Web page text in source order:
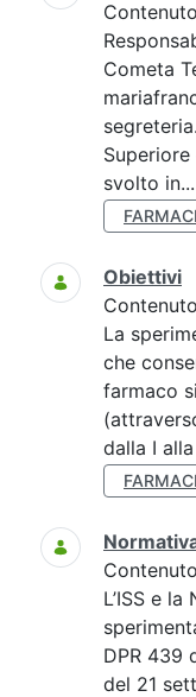
Cometa
Superiore
svolto in...
FARMACI
Obiettivi
La
che
farmaco
dalla I
FARMACI
L’ISS e la
DPR 439
del 21